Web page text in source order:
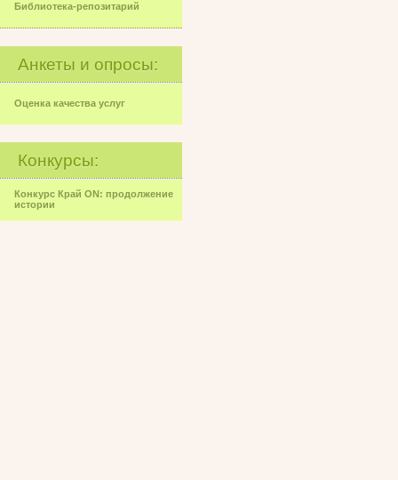
Библиотека-репозитарий
Анкеты и опросы:
Оценка качества услуг
Конкурсы:
Конкурс Край ON: продолжение
истории